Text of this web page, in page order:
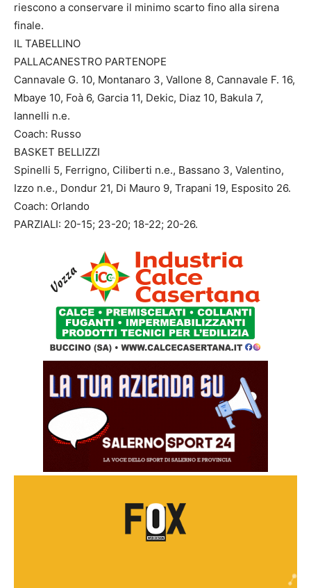
riescono a conservare il minimo scarto fino alla sirena
finale.
IL TABELLINO
PALLACANESTRO PARTENOPE
Cannavale G. 10, Montanaro 3, Vallone 8, Cannavale F. 16,
Mbaye 10, Foà 6, Garcia 11, Dekic, Diaz 10, Bakula 7,
Iannelli n.e.
Coach: Russo
BASKET BELLIZZI
Spinelli 5, Ferrigno, Ciliberti n.e., Bassano 3, Valentino,
Izzo n.e., Dondur 21, Di Mauro 9, Trapani 19, Esposito 26.
Coach: Orlando
PARZIALI: 20-15; 23-20; 18-22; 20-26.